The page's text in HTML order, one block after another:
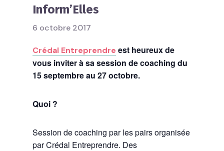
Inform’Elles
6 octobre 2017
Crédal Entreprendre est heureux de
vous inviter à sa session de coaching du
15 septembre au 27 octobre.
Quoi ?
Session de coaching par les pairs organisée
par Crédal Entreprendre. Des